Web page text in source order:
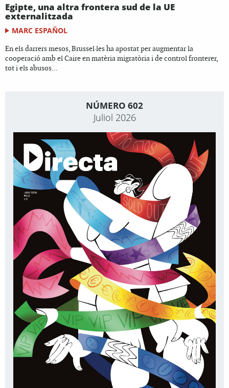
Egipte, una altra frontera sud de la UE
externalitzada
MARC ESPAÑOL
En els darrers mesos, Brussel·les ha apostat per augmentar la
cooperació amb el Caire en matèria migratòria i de control fronterer,
tot i els abusos...
NÚMERO 602
Juliol 2026